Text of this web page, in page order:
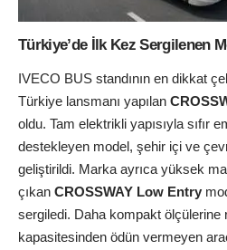
Türkiye’de İlk Kez Sergilenen
IVECO BUS standının en dikkat
Türkiye lansmanı yapılan
oldu. Tam elektrikli yapısıyla sıfır
destekleyen model, şehir içi ve
geliştirildi. Marka ayrıca yüksek
çıkan CROSSWAY Low Entry
sergiledi. Daha kompakt ölçülerine
kapasitesinden ödün vermeyen